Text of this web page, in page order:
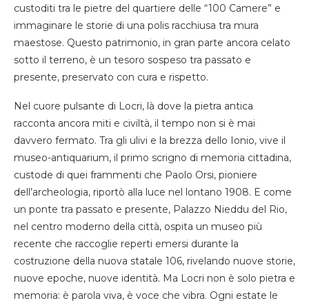
custoditi tra le pietre del quartiere delle “100 Camere” e
immaginare le storie di una polis racchiusa tra mura
maestose. Questo patrimonio, in gran parte ancora celato
sotto il terreno, è un tesoro sospeso tra passato e
presente, preservato con cura e rispetto.
Nel cuore pulsante di Locri, là dove la pietra antica
racconta ancora miti e civiltà, il tempo non si è mai
davvero fermato. Tra gli ulivi e la brezza dello Ionio, vive il
museo-antiquarium, il primo scrigno di memoria cittadina,
custode di quei frammenti che Paolo Orsi, pioniere
dell’archeologia, riportò alla luce nel lontano 1908. E come
un ponte tra passato e presente, Palazzo Nieddu del Rio,
nel centro moderno della città, ospita un museo più
recente che raccoglie reperti emersi durante la
costruzione della nuova statale 106, rivelando nuove storie,
nuove epoche, nuove identità. Ma Locri non è solo pietra e
memoria: è parola viva, è voce che vibra. Ogni estate le